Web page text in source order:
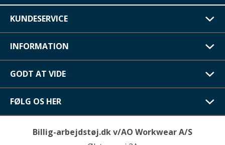
KUNDESERVICE
INFORMATION
GODT AT VIDE
FØLG OS HER
Billig-arbejdstøj.dk v/AO Workwear A/S